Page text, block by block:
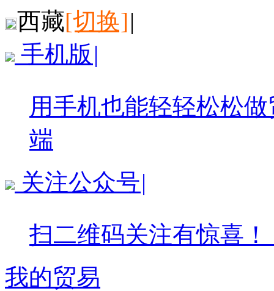
西藏[切换]|
手机版 |
用手机也能轻轻松松
端
关注公众号|
扫二维码关注有惊喜！
我的贸易